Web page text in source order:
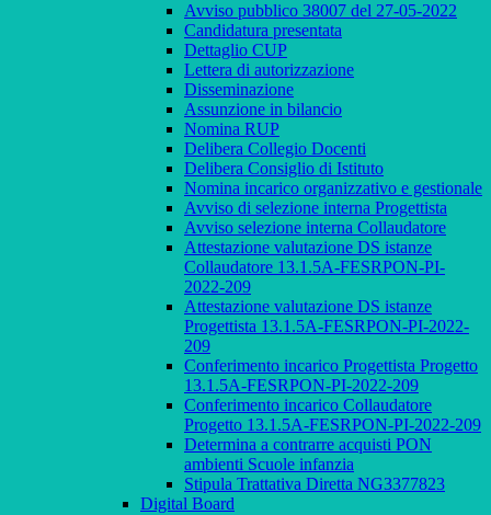
Avviso pubblico 38007 del 27-05-2022
Candidatura presentata
Dettaglio CUP
Lettera di autorizzazione
Disseminazione
Assunzione in bilancio
Nomina RUP
Delibera Collegio Docenti
Delibera Consiglio di Istituto
Nomina incarico organizzativo e gestionale
Avviso di selezione interna Progettista
Avviso selezione interna Collaudatore
Attestazione valutazione DS istanze
Collaudatore 13.1.5A-FESRPON-PI-
2022-209
Attestazione valutazione DS istanze
Progettista 13.1.5A-FESRPON-PI-2022-
209
Conferimento incarico Progettista Progetto
13.1.5A-FESRPON-PI-2022-209
Conferimento incarico Collaudatore
Progetto 13.1.5A-FESRPON-PI-2022-209
Determina a contrarre acquisti PON
ambienti Scuole infanzia
Stipula Trattativa Diretta NG3377823
Digital Board